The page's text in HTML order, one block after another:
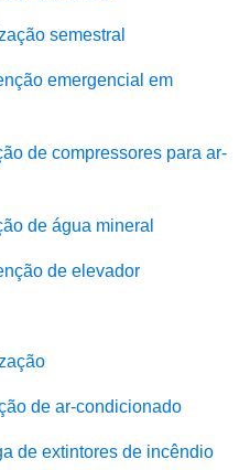
semestral
emergencial em
de compressores para ar-
de água mineral
de elevador
de ar-condicionado
de extintores de incêndio